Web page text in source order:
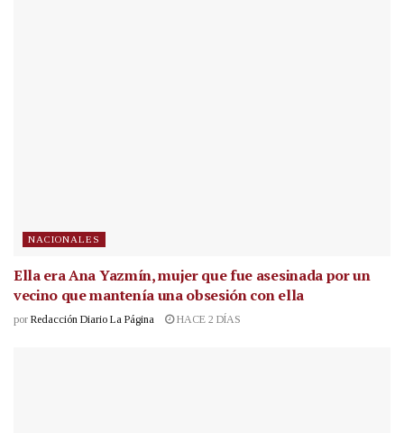
NACIONALES
Ella era Ana Yazmín, mujer que fue asesinada por un
vecino que mantenía una obsesión con ella
por Redacción Diario La Página HACE 2 DÍAS